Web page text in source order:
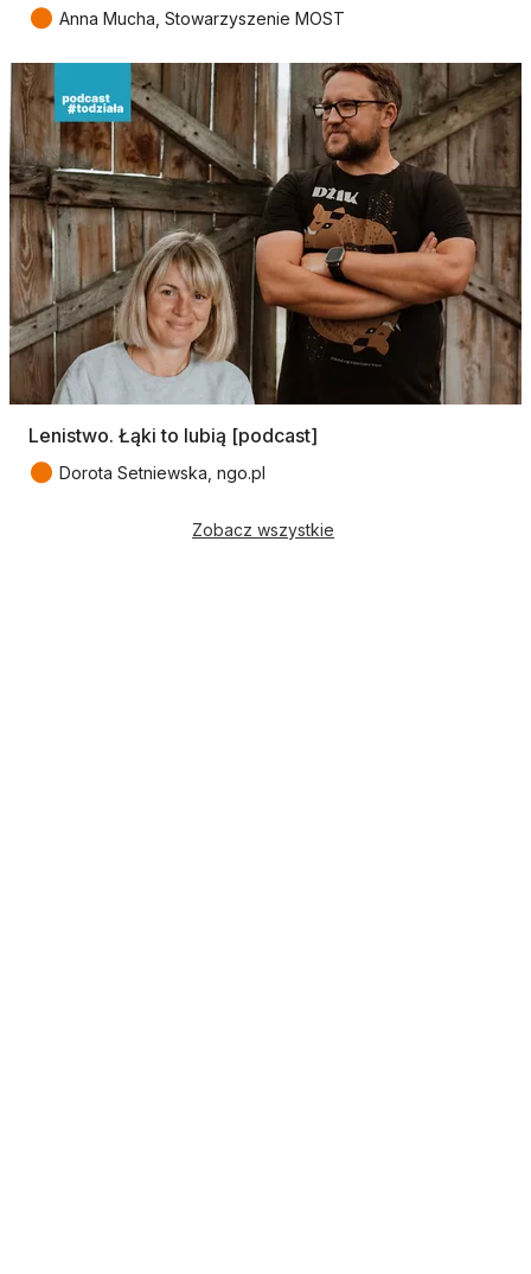
● Anna Mucha, Stowarzyszenie MOST
Lenistwo. Łąki to lubią [podcast]
● Dorota Setniewska, ngo.pl
Zobacz wszystkie